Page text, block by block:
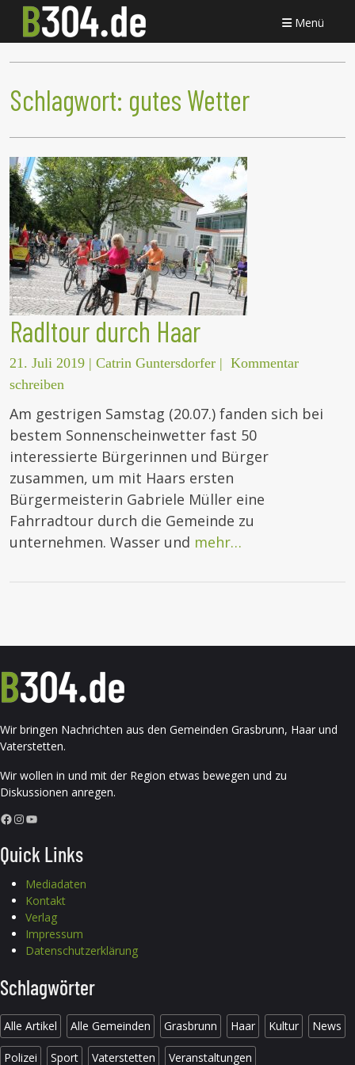
Menü
Schlagwort: gutes Wetter
Radltour durch Haar
21. Juli 2019 | Catrin Guntersdorfer | Kommentar
schreiben
Am gestrigen Samstag (20.07.) fanden sich bei
bestem Sonnenscheinwetter fast 50
interessierte Bürgerinnen und Bürger
zusammen, um mit Haars ersten
Bürgermeisterin Gabriele Müller eine
Fahrradtour durch die Gemeinde zu
unternehmen. Wasser und mehr…
Wir bringen Nachrichten aus den Gemeinden Grasbrunn, Haar und
Vaterstetten.
Wir wollen in und mit der Region etwas bewegen und zu
Diskussionen anregen.
Facebook InstagramYouTube
Quick Links
Mediadaten
Kontakt
Verlag
Impressum
Datenschutzerklärung
Schlagwörter
Alle Artikel Alle Gemeinden Grasbrunn Haar Kultur News
Polizei Sport Vaterstetten Veranstaltungen